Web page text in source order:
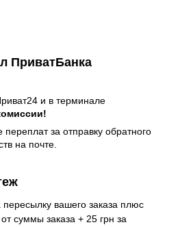
ПриватБанка
и в терминале
переплат за отправку обратного
на почте.
пересылку вашего заказа плюс
суммы заказа + 25 грн за